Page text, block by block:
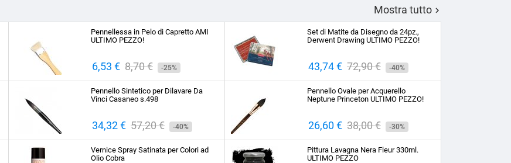
Mostra tutto 
Pennellessa in Pelo di Capretto AMI
ULTIMO PEZZO!
Prezzo
6,53 € Prezzo
base
8,70 € -25%
Set di Matite da Disegno da 24pz.,
Derwent Drawing ULTIMO PEZZO!
Prezzo
43,74 € Prezzo
base
72,90 € -40%
Pennello Sintetico per Dilavare Da
Vinci Casaneo s.498
Prezzo
34,32 € Prezzo
base
57,20 € -40%
Pennello Ovale per Acquerello
Neptune Princeton ULTIMO PEZZO!
Prezzo
26,60 € Prezzo
base
38,00 € -30%
Vernice Spray Satinata per Colori ad
Olio Cobra
Pittura Lavagna Nera Fleur 330ml.
ULTIMO PEZZO